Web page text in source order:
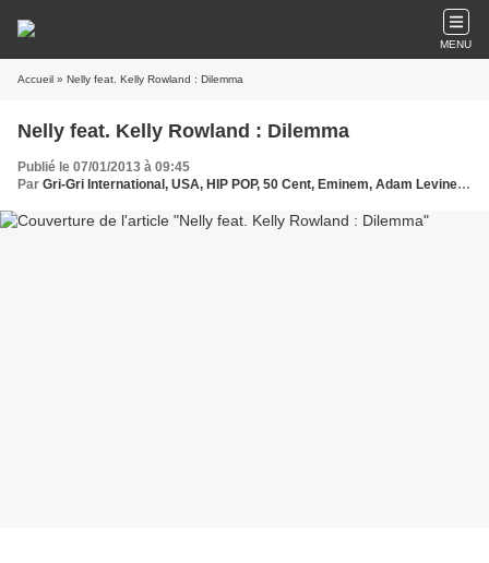
MENU
Accueil » Nelly feat. Kelly Rowland : Dilemma
Nelly feat. Kelly Rowland : Dilemma
Publié le 07/01/2013 à 09:45
Par Gri-Gri International, USA, HIP POP, 50 Cent, Eminem, Adam Levine, EU, Nelly, Kelly Rowland, Ma solange Oussou